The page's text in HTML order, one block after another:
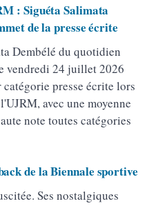
: Siguéta Salimata
de la presse écrite
Dembélé du quotidien
vendredi 24 juillet 2026
presse écrite lors
avec une moyenne
note toutes catégories
de la Biennale sportive
Ses nostalgiques